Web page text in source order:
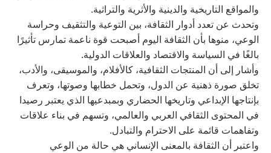
والمواقع التاريخية والدينية والأثرية والتراثية.
وتحدث عن تعدد أدوار الثقافة، بين التوعية والتثقيف وحراسة
الوعي، منوها بأن الثقافة اليوم أصبحت قوة ناعمة تمارس تأثيرًا
بالغًا في السياسة والاقتصاد والعلاقات الدولية.
وأشار إلى أن المنتجات الثقافية، كالأفلام، والموسيقى، والأدب،
تخلق صورة ذهنية عن الدول، وتحمل خطابها وصوتها، وتعرف
بإنتاجها الإبداعي وتاريخها الحضاري وبمبدعيها الذي يعتبر رصيدا
في المحتوى الثقافي العربي والعالمي، وتسهم في بناء علاقات
وتفاهمات قائمة على الاحترام والتبادل.
واعتبر أن الثقافة بالمعنى الإنساني هي حالة من الوعي